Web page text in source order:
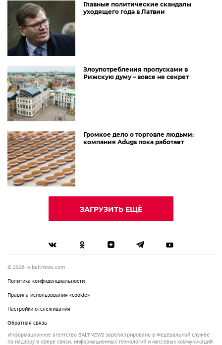
Главные политические скандалы
уходящего года в Латвии
Злоупотребления пропусками в
Рижскую думу – вовсе не секрет
Громкое дело о торговле людьми:
компания Adugs пока работает
ЗАГРУЗИТЬ ЕЩЁ
© 2026 lv.baltnews.com
Политика конфиденциальности
Правила использования «cookie»
Настройки отслеживания
Обратная связь
Информационное агентство BALTNEWS зарегистрировано в Федеральной службе
по надзору в сфере связи, информационных технологий и массовых коммуникаций